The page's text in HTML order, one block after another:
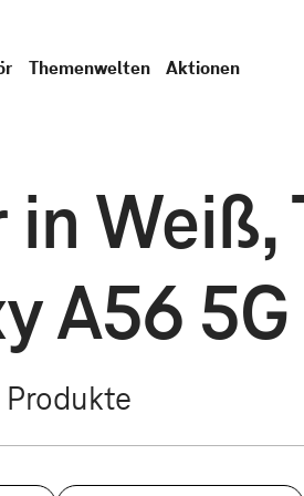
Themenwelten Aktionen
A56 5G
Produkte